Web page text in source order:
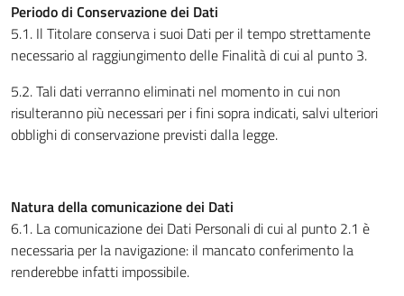
Periodo di Conservazione dei Dati
5.1. Il Titolare conserva i suoi Dati per il tempo strettamente
necessario al raggiungimento delle Finalità di cui al punto 3.
5.2. Tali dati verranno eliminati nel momento in cui non
risulteranno più necessari per i fini sopra indicati, salvi ulteriori
obblighi di conservazione previsti dalla legge.
Natura della comunicazione dei Dati
6.1. La comunicazione dei Dati Personali di cui al punto 2.1 è
necessaria per la navigazione: il mancato conferimento la
renderebbe infatti impossibile.